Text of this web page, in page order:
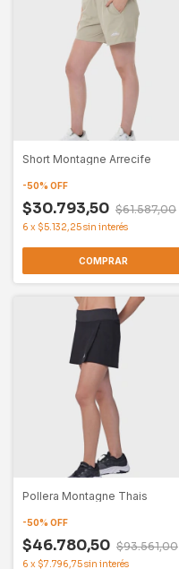
Short Montagne Arrecife
-50% OFF
$30.793,50 $61.587,00
6 x $5.132,25sin interés
COMPRAR
Pollera Montagne Thais
-50% OFF
$46.780,50 $93.561,00
6 x $7.796,75sin interés